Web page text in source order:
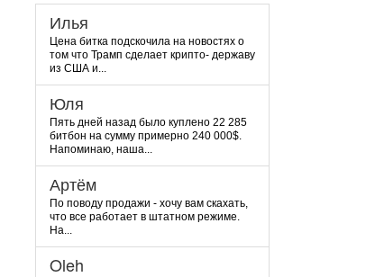
Илья
Цена битка подскочила на новостях о
том что Трамп сделает крипто- державу
из США и...
Юля
Пять дней назад было куплено 22 285
битбон на сумму примерно 240 000$.
Напоминаю, наша...
Артём
По поводу продажи - хочу вам скахать,
что все работает в штатном режиме.
На...
Oleh